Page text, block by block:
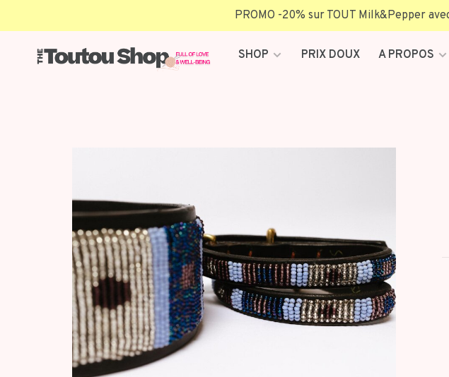
PROMO -20% sur TOUT Milk&Pepper
SHOP PRIX DOUX A PROPOS